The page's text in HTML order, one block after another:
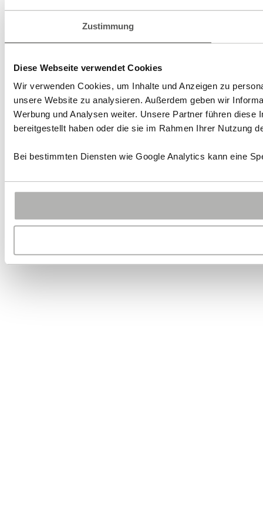
Zustimmung
Diese Webseite verwendet Cookies
Wir verwenden Cookies, um Inhalte und Anzeigen zu
unsere Website zu analysieren. Außerdem geben wir
Werbung und Analysen weiter. Unsere Partner führen
bereitgestellt haben oder die sie im Rahmen Ihrer Nutzung
Bei bestimmten Diensten wie Google Analytics kann eine